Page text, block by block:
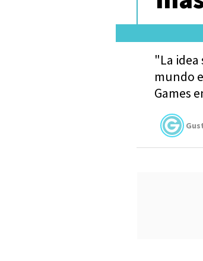
"La
mundo
Games